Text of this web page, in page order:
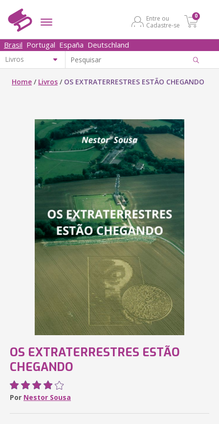
Entre ou
Cadastre-se
0
Brasil Portugal España Deutschland
Home / Livros / OS EXTRATERRESTRES ESTÃO CHEGANDO
OS EXTRATERRESTRES ESTÃO
CHEGANDO
Por Nestor Sousa